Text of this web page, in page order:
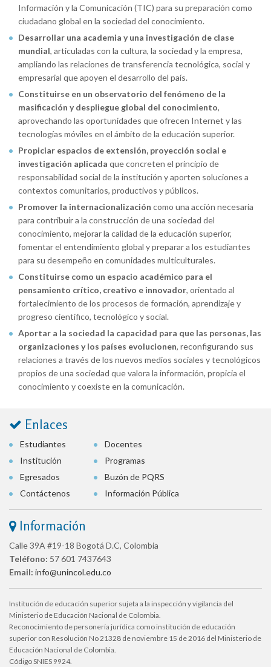
Información y la Comunicación (TIC) para su preparación como
ciudadano global en la sociedad del conocimiento.
Desarrollar una academia y una investigación de clase
mundial, articuladas con la cultura, la sociedad y la empresa,
ampliando las relaciones de transferencia tecnológica, social y
empresarial que apoyen el desarrollo del país.
Constituirse en un observatorio del fenómeno de la
masificación y despliegue global del conocimiento,
aprovechando las oportunidades que ofrecen Internet y las
tecnologías móviles en el ámbito de la educación superior.
Propiciar espacios de extensión, proyección social e
investigación aplicada que concreten el principio de
responsabilidad social de la institución y aporten soluciones a
contextos comunitarios, productivos y públicos.
Promover la internacionalización como una acción necesaria
para contribuir a la construcción de una sociedad del
conocimiento, mejorar la calidad de la educación superior,
fomentar el entendimiento global y preparar a los estudiantes
para su desempeño en comunidades multiculturales.
Constituirse como un espacio académico para el
pensamiento crítico, creativo e innovador, orientado al
fortalecimiento de los procesos de formación, aprendizaje y
progreso científico, tecnológico y social.
Aportar a la sociedad la capacidad para que las personas, las
organizaciones y los países evolucionen, reconfigurando sus
relaciones a través de los nuevos medios sociales y tecnológicos
propios de una sociedad que valora la información, propicia el
conocimiento y coexiste en la comunicación.
Enlaces
Estudiantes
Docentes
Institución
Programas
Egresados
Buzón de PQRS
Contáctenos
Información Pública
Información
Calle 39A #19-18 Bogotá D.C, Colombia
Teléfono: 57 601 7437643
Email: info@unincol.edu.co
Institución de educación superior sujeta a la inspección y vigilancia del
Ministerio de Educación Nacional de Colombia.
Reconocimiento de personería jurídica como institución de educación
superior con Resolución No 21328 de noviembre 15 de 2016 del Ministerio de
Educación Nacional de Colombia.
Código SNIES 9924.